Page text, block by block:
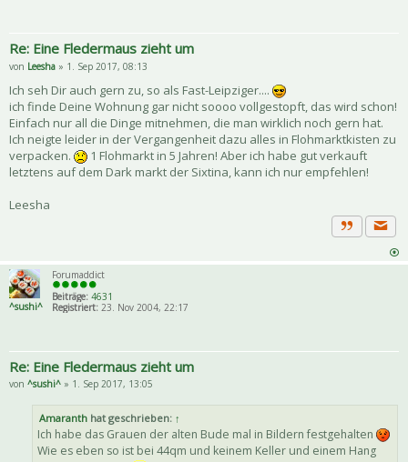
Re: Eine Fledermaus zieht um
von Leesha » 1. Sep 2017, 08:13
Ich seh Dir auch gern zu, so als Fast-Leipziger....
ich finde Deine Wohnung gar nicht soooo vollgestopft, das wird schon!
Einfach nur all die Dinge mitnehmen, die man wirklich noch gern hat.
Ich neigte leider in der Vergangenheit dazu alles in Flohmarktkisten zu
verpacken.
1 Flohmarkt in 5 Jahren! Aber ich habe gut verkauft
letztens auf dem Dark markt der Sixtina, kann ich nur empfehlen!
Leesha
Zitat
^sushi^
Forumaddict
Beiträge: 4631
Registriert: 23. Nov 2004, 22:17
Re: Eine Fledermaus zieht um
von ^sushi^ » 1. Sep 2017, 13:05
Amaranth hat geschrieben: ↑
Ich habe das Grauen der alten Bude mal in Bildern festgehalten
Wie es eben so ist bei 44qm und keinem Keller und einem Hang